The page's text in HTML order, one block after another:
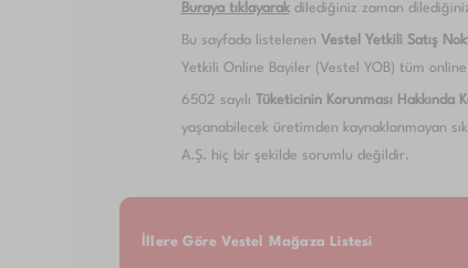
Buraya tıklayarakdilediğiniz zaman
Bu sayfada listelenen Vestel Yetkili Satış
Yetkili Online Bayiler (Vestel YOB) tüm
6502 sayılı Tüketicinin Korunması Hakkında
yaşanabilecek üretimden kaynaklanmayan
A.Ş. hiç bir şekilde sorumlu değildir.
İllere Göre Vestel Mağaza Listesi